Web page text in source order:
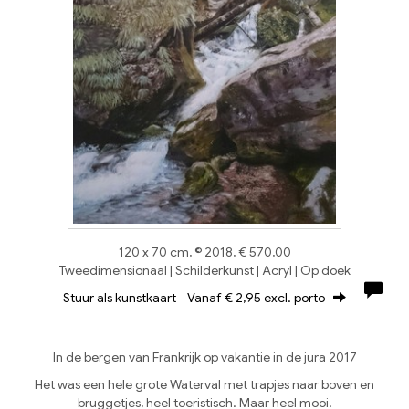
120 x 70 cm, © 2018, € 570,00
Tweedimensionaal | Schilderkunst | Acryl | Op doek
Stuur als kunstkaart Vanaf € 2,95 excl. porto
In de bergen van Frankrijk op vakantie in de jura 2017
Het was een hele grote Waterval met trapjes naar boven en
bruggetjes, heel toeristisch. Maar heel mooi.